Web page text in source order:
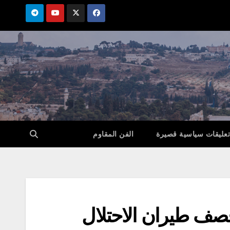
تعليقات سياسية قصيرة الفن المقاوم
جراء قصف طيران الاحتلال